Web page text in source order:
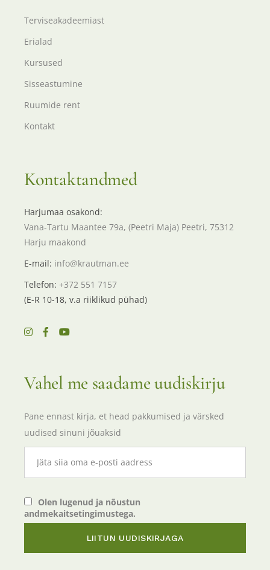
Terviseakadeemiast
Erialad
Kursused
Sisseastumine
Ruumide rent
Kontakt
Kontaktandmed
Harjumaa osakond:
Vana-Tartu Maantee 79a, (Peetri Maja) Peetri, 75312
Harju maakond
E-mail: info@krautman.ee
Telefon:+372 551 7157
(E-R 10-18, v.a riiklikud pühad)
Vahel me saadame uudiskirju
Pane ennast kirja, et head pakkumised ja värsked
uudised sinuni jõuaksid
Olen lugenud ja nõustun
andmekaitsetingimustega.